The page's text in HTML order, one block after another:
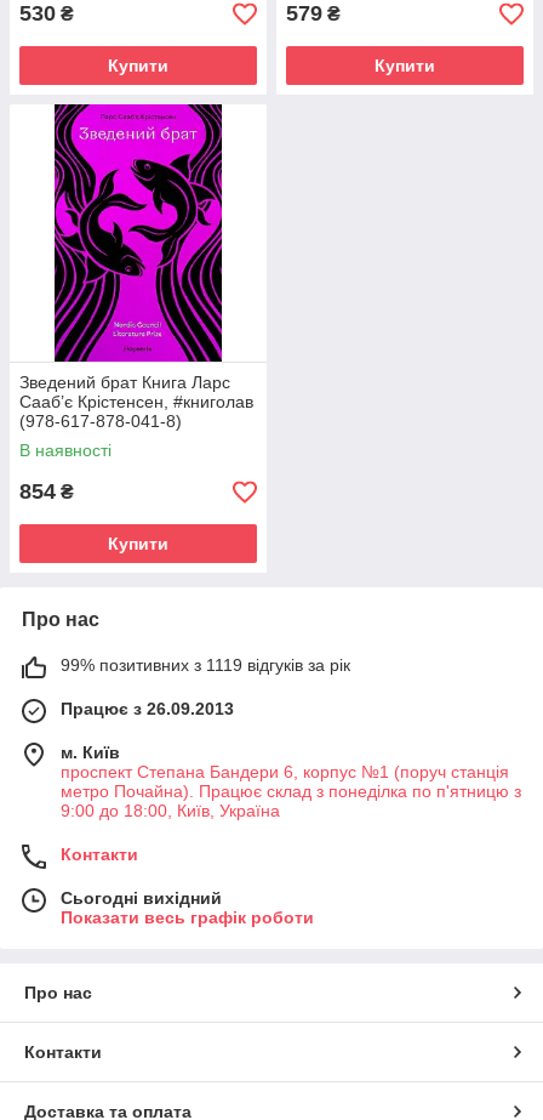
530 ₴
Купити
579 ₴
Купити
Зведений брат Книга Ларс
Сааб’є Крістенсен, #книголав
(978-617-878-041-8)
В наявності
854 ₴
Купити
Про нас
99% позитивних з 1119 відгуків за рік
Працює з 26.09.2013
м. Київ
проспект Степана Бандери 6, корпус №1 (поруч станція
метро Почайна). Працює склад з понеділка по п'ятницю з
9:00 до 18:00, Київ, Україна
Контакти
Сьогодні вихідний
Показати весь графік роботи
Про нас
Контакти
Доставка та оплата